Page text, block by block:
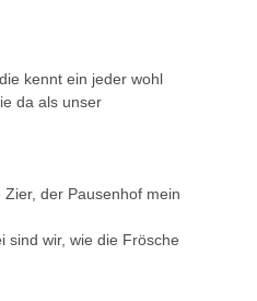
kennt ein jeder wohl
da als unser
der Pausenhof mein
sind wir, wie die Frösche